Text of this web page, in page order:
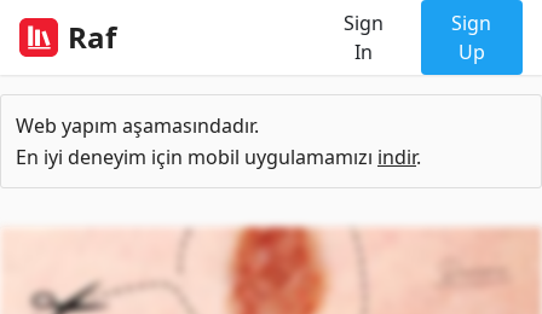
Raf
Sign
In
Sign
Up
Web yapım aşamasındadır.
En iyi deneyim için mobil uygulamamızı indir.